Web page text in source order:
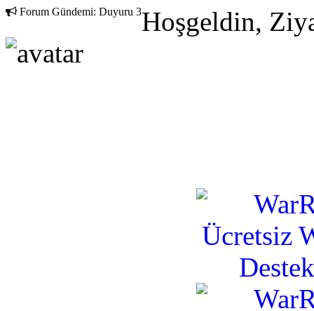
Forum Gündemi: Duyuru 3Hoşgeldin,